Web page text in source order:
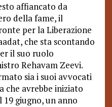
affiancato da
della fame, il
per la Liberazione
che sta scontando
il suo ruolo
Rehavam Zeevi.
sia i suoi avvocati
che avrebbe iniziato
giugno, un anno